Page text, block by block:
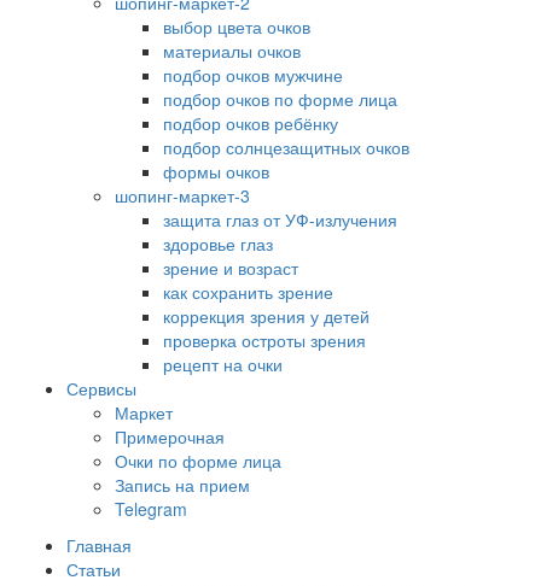
выбор цвета очков
материалы очков
подбор очков мужчине
подбор очков по форме лица
подбор очков ребёнку
подбор солнцезащитных очков
формы очков
шопинг-маркет-3
защита глаз от УФ-излучения
здоровье глаз
зрение и возраст
как сохранить зрение
коррекция зрения у детей
проверка остроты зрения
рецепт на очки
Сервисы
Маркет
Примерочная
Очки по форме лица
Запись на прием
Telegram
Главная
Статьи